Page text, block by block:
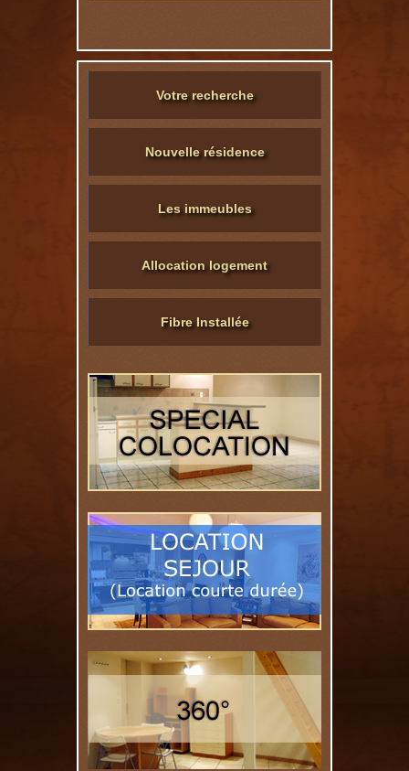
Votre recherche
Nouvelle résidence
Les immeubles
Allocation logement
Fibre Installée